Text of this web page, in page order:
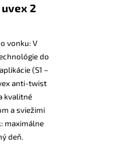
2
vonku: V
do
(S1 –
anti-twist
kvalitné
a sviežimi
maximálne
deň.
Nasledujúce